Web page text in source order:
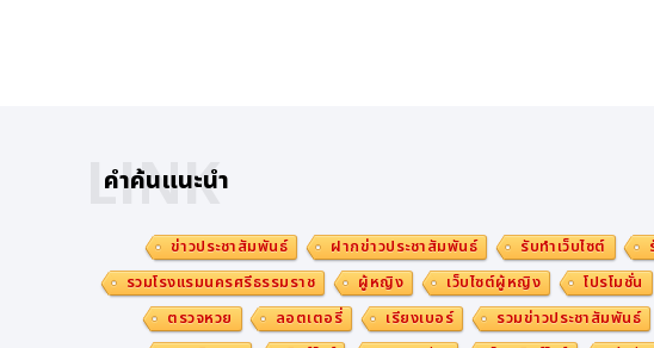
อย่างไรก็ดี ถึงแม้ กสทช. จะไม่มีอำนาจในการอนุญาตหรือไม่อนุญาต แต่กสทช. มีอ
ข้องมาบังคับใช้เพื่อป้องกันความเสียหายต่อประโยชน์สาธารณะได้ หาก กสทช. พิ
ที่เกี่ยวข้องมีดัชนีการกระจุกตัว (Herfindahl-Hirschman Index: HHI) มากก
และ (2) มีอุปสรรคการเข้าสู่ตลาดเพิ่มขึ้นอย่างมีนัยสำคัญ และ (3) มีการครอบค
คำค้นแนะนำ
LINK
ข่าวประชาสัมพันธ์ ฝากข่าวประชาสัมพันธ์ รับทำเว็บไซต์
รวมโรงแรมนครศรีธรรมราช
ผู้หญิง เว็บไซต์ผู้หญิง โปรโมชั่น
ตรวจหวย
ลอตเตอรี่ เรียงเบอร์ รวมข่าวประชาสัมพันธ์